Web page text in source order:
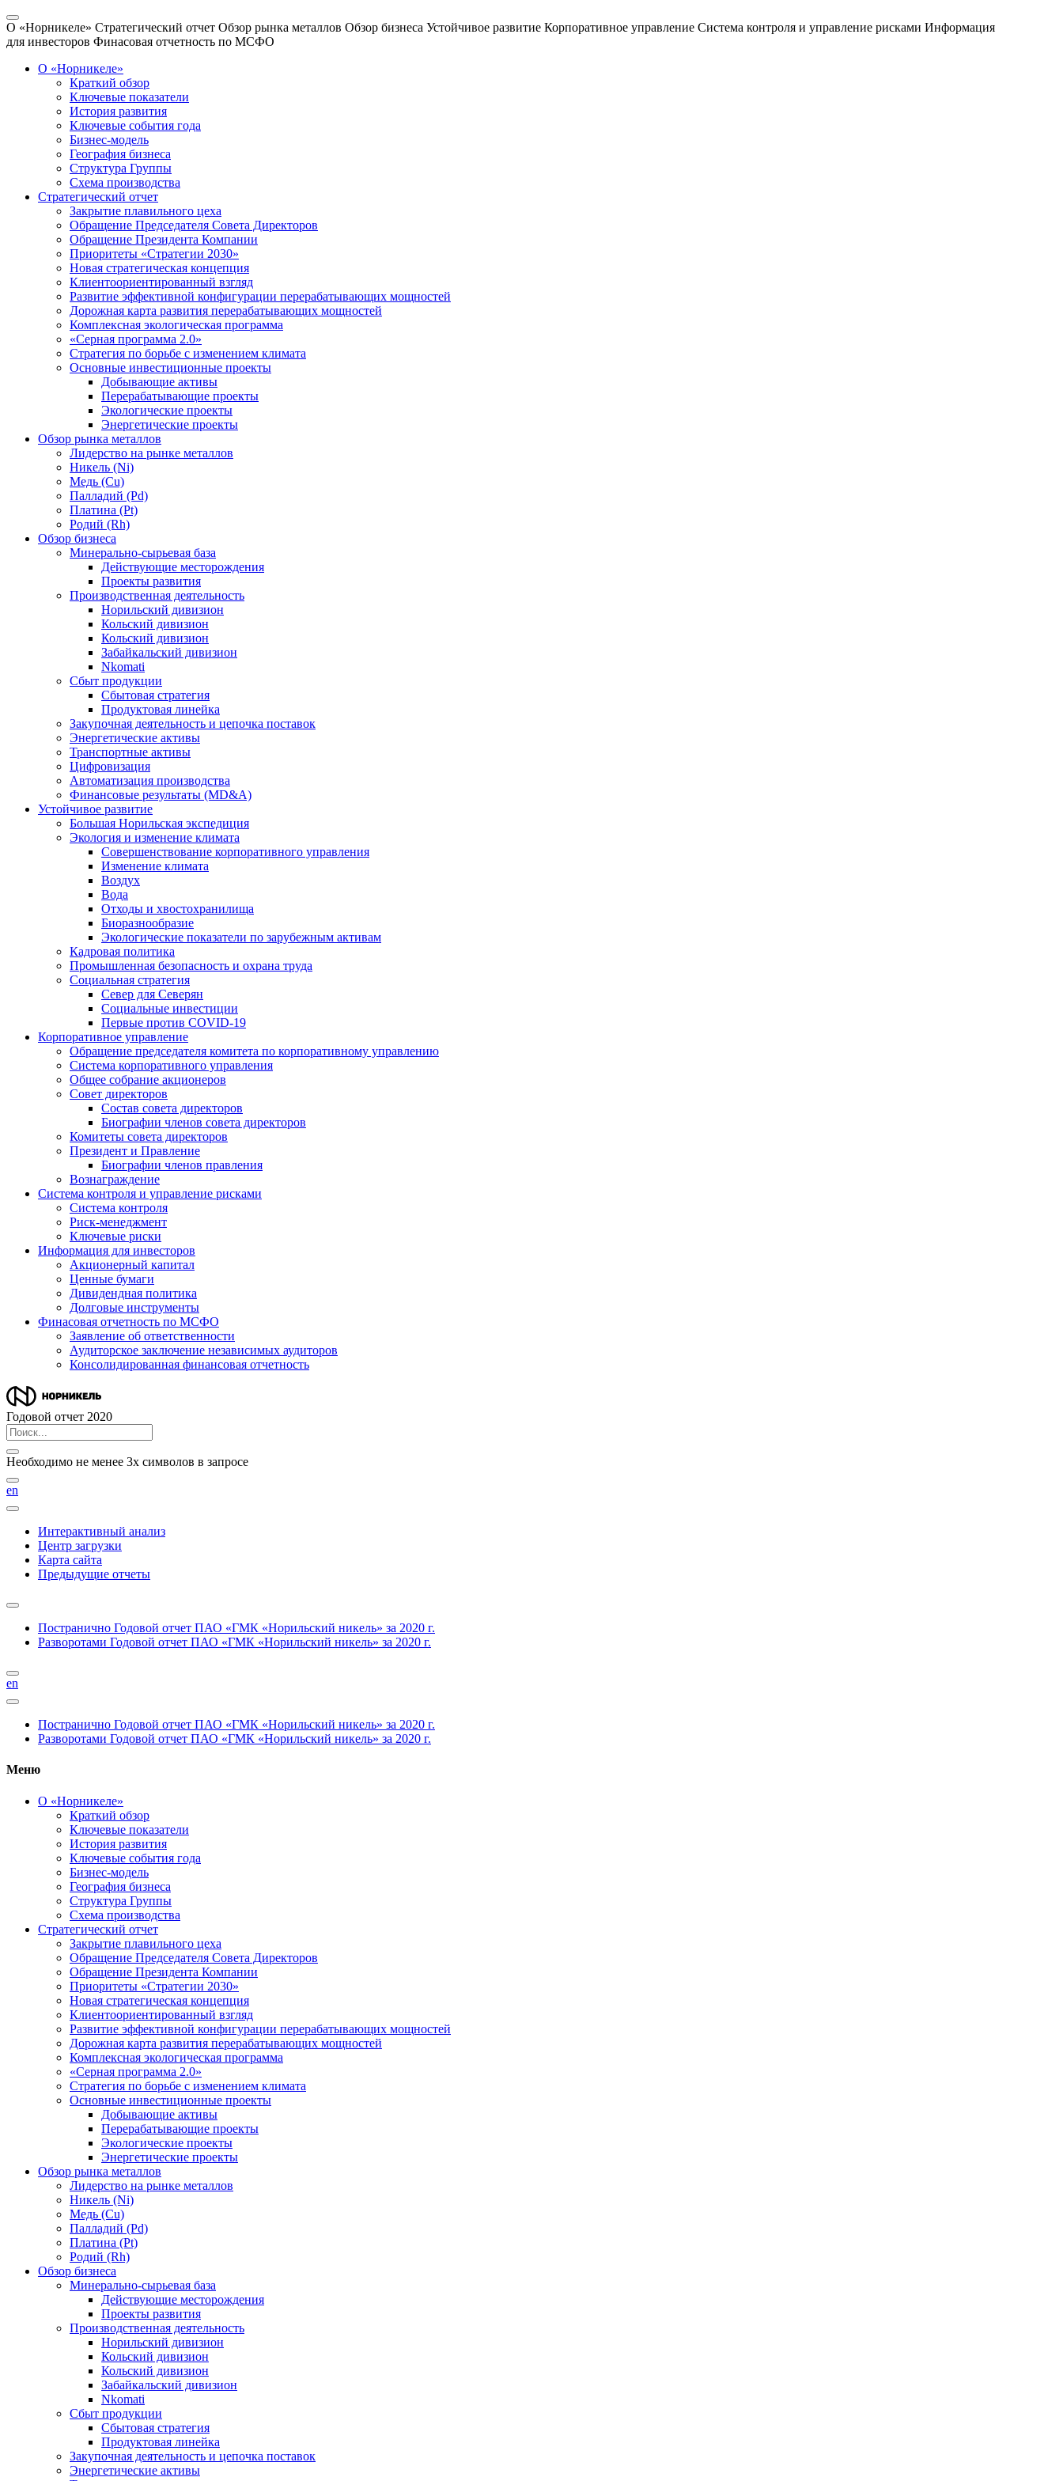
О «Норникеле» Стратегический отчет Обзор рынка металлов Обзор бизнеса Устойчивое развитие Корпоративное управление Система контроля и управление рисками Информация
для инвесторов Финасовая отчетность по МСФО
О «Норникеле»
Краткий обзор
Ключевые показатели
История развития
Ключевые события года
Бизнес-модель
География бизнеса
Структура Группы
Схема производства
Стратегический отчет
Закрытие плавильного цеха
Обращение Председателя Совета Директоров
Обращение Президента Компании
Приоритеты «Стратегии 2030»
Новая стратегическая концепция
Клиентоориентированный взгляд
Развитие эффективной конфигурации перерабатывающих мощностей
Дорожная карта развития перерабатывающих мощностей
Комплексная экологическая программа
«Серная программа 2.0»
Стратегия по борьбе с изменением климата
Основные инвестиционные проекты
Добывающие активы
Перерабатывающие проекты
Экологические проекты
Энергетические проекты
Обзор рынка металлов
Лидерство на рынке металлов
Никель (Ni)
Медь (Cu)
Палладий (Pd)
Платина (Pt)
Родий (Rh)
Обзор бизнеса
Минерально-сырьевая база
Действующие месторождения
Проекты развития
Производственная деятельность
Норильский дивизион
Кольский дивизион
Кольский дивизион
Забайкальский дивизион
Nkomati
Сбыт продукции
Сбытовая стратегия
Продуктовая линейка
Закупочная деятельность и цепочка поставок
Энергетические активы
Транспортные активы
Цифровизация
Автоматизация производства
Финансовые результаты (MD&A)
Устойчивое развитие
Большая Норильская экспедиция
Экология и изменение климата
Совершенствование корпоративного управления
Изменение климата
Воздух
Вода
Отходы и хвостохранилища
Биоразнообразие
Экологические показатели по зарубежным активам
Кадровая политика
Промышленная безопасность и охрана труда
Социальная стратегия
Север для Северян
Социальные инвестиции
Первые против COVID‑19
Корпоративное управление
Обращение председателя комитета по корпоративному управлению
Система корпоративного управления
Общее собрание акционеров
Совет директоров
Состав совета директоров
Биографии членов совета директоров
Комитеты совета директоров
Президент и Правление
Биографии членов правления
Вознаграждение
Система контроля и управление рисками
Система контроля
Риск-менеджмент
Ключевые риски
Информация для инвесторов
Акционерный капитал
Ценные бумаги
Дивидендная политика
Долговые инструменты
Финасовая отчетность по МСФО
Заявление об ответственности
Аудиторское заключение независимых аудиторов
Консолидированная финансовая отчетность
Годовой отчет 2020
Необходимо не менее 3х символов в запросе
en
Интерактивный анализ
Центр загрузки
Карта сайта
Предыдущие отчеты
Постранично Годовой отчет ПАО «ГМК «Норильский никель» за 2020 г.
Разворотами Годовой отчет ПАО «ГМК «Норильский никель» за 2020 г.
en
Постранично Годовой отчет ПАО «ГМК «Норильский никель» за 2020 г.
Разворотами Годовой отчет ПАО «ГМК «Норильский никель» за 2020 г.
Меню
О «Норникеле»
Краткий обзор
Ключевые показатели
История развития
Ключевые события года
Бизнес-модель
География бизнеса
Структура Группы
Схема производства
Стратегический отчет
Закрытие плавильного цеха
Обращение Председателя Совета Директоров
Обращение Президента Компании
Приоритеты «Стратегии 2030»
Новая стратегическая концепция
Клиентоориентированный взгляд
Развитие эффективной конфигурации перерабатывающих мощностей
Дорожная карта развития перерабатывающих мощностей
Комплексная экологическая программа
«Серная программа 2.0»
Стратегия по борьбе с изменением климата
Основные инвестиционные проекты
Добывающие активы
Перерабатывающие проекты
Экологические проекты
Энергетические проекты
Обзор рынка металлов
Лидерство на рынке металлов
Никель (Ni)
Медь (Cu)
Палладий (Pd)
Платина (Pt)
Родий (Rh)
Обзор бизнеса
Минерально-сырьевая база
Действующие месторождения
Проекты развития
Производственная деятельность
Норильский дивизион
Кольский дивизион
Кольский дивизион
Забайкальский дивизион
Nkomati
Сбыт продукции
Сбытовая стратегия
Продуктовая линейка
Закупочная деятельность и цепочка поставок
Энергетические активы